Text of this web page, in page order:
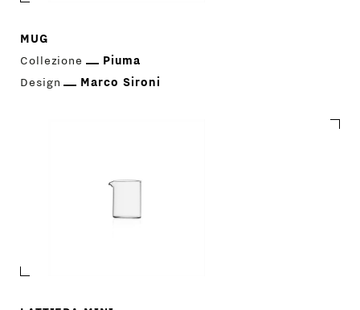
MUG
Collezione
Piuma
Design
Marco Sironi